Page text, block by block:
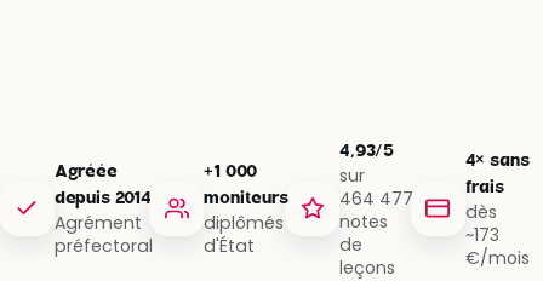
Agréée
depuis 2014
Agrément
préfectoral
+1 000
moniteurs
diplômés
d'État
4,93/5
sur
464 477
notes
de
leçons
4× sans
frais
dès
~173
€/mois